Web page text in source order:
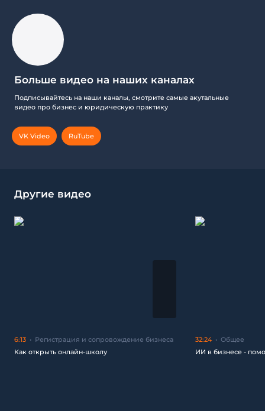
Другие видео
6:13
Регистрация и сопровождение бизнеса
Как открыть онлайн-школу
32:24
Общее
ИИ в бизнесе -
Больше видео на наших каналах
Подписывайтесь на наши каналы, смотрите самые акутальные
видео про бизнес и юридическую практику
VK Video RuTube